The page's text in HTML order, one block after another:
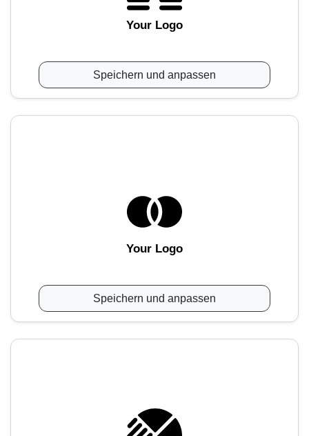
Your Logo
Speichern und anpassen
Your Logo
Speichern und anpassen